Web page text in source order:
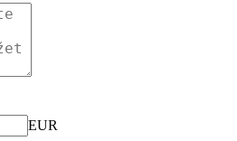
EUR